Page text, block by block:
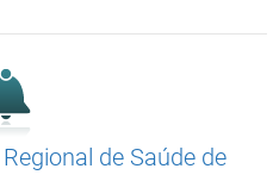
de Saúde de